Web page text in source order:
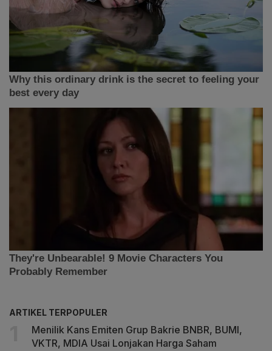
ARTIKEL TERPOPULER
Menilik Kans Emiten Grup Bakrie BNBR, BUMI,
VKTR, MDIA Usai Lonjakan Harga Saham